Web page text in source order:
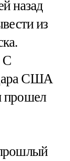
назад
из
С
США
прошел